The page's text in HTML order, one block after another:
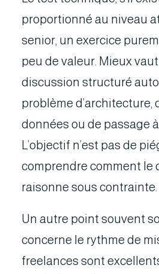
proportionné au niveau
senior, un exercice
peu de valeur. Mieux
discussion structuré
problème d’architecture,
données ou de passage à
L’objectif n’est pas de
comprendre comment le
raisonne sous contrainte.
Un autre point souvent
concerne le rythme de
freelances sont